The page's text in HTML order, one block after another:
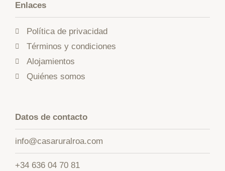
Enlaces
Política de privacidad
Términos y condiciones
Alojamientos
Quiénes somos
Datos de contacto
info@casaruralroa.com
+34 636 04 70 81